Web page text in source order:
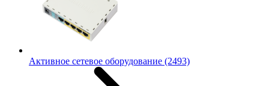
Активное сетевое оборудование (2493)